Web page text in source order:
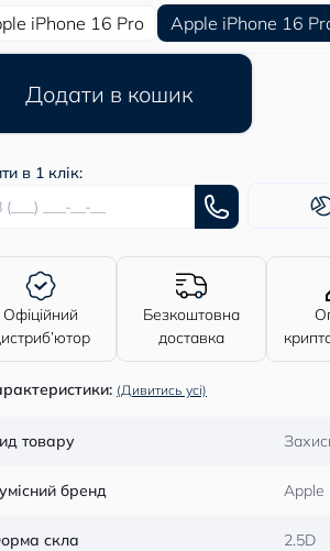
iPhone 16 Pro
Apple iPhone 16
Додати в кошик
в 1 клік:
Офіційний
Безкоштовна
доставка
(Дивитись усі)
товару
бренд Apple
скла 2.5D